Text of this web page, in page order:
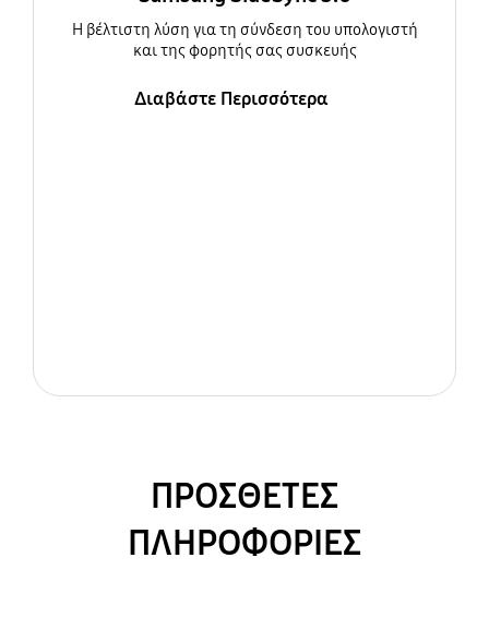
Η βέλτιστη λύση για τη σύνδεση του υπολογιστή
και της φορητής σας συσκευής
Διαβάστε Περισσότερα
ΠΡΟΣΘΕΤΕΣ
ΠΛΗΡΟΦΟΡΙΕΣ